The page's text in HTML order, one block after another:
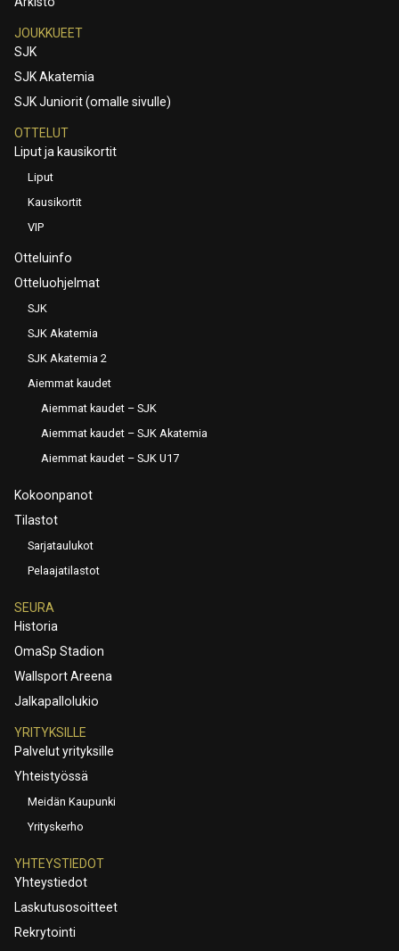
JOUKKUEET
SJK
SJK Akatemia
SJK Juniorit (omalle sivulle)
OTTELUT
Liput ja kausikortit
Liput
Kausikortit
VIP
Otteluinfo
Otteluohjelmat
SJK
SJK Akatemia
SJK Akatemia 2
Aiemmat kaudet
Aiemmat kaudet – SJK
Aiemmat kaudet – SJK Akatemia
Aiemmat kaudet – SJK U17
Kokoonpanot
Tilastot
Sarjataulukot
Pelaajatilastot
SEURA
Historia
OmaSp Stadion
Wallsport Areena
Jalkapallolukio
YRITYKSILLE
Palvelut yrityksille
Yhteistyössä
Meidän Kaupunki
Yrityskerho
YHTEYSTIEDOT
Yhteystiedot
Laskutusosoitteet
Rekrytointi